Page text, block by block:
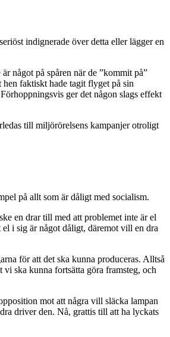
indignerade över detta eller lägger en
något på spåren när de ”kommit på”
faktiskt hade tagit flyget på sin
ger det någon slags effekt
till miljörörelsens kampanjer otroligt
på allt som är dåligt med socialism.
en drar till med att problemet inte är el
i sig är något dåligt, däremot vill en dra
för att det ska kunna produceras. Alltså
ska kunna fortsätta göra framsteg, och
mot att några vill släcka lampan
driver den. Nå, grattis till att ha lyckats